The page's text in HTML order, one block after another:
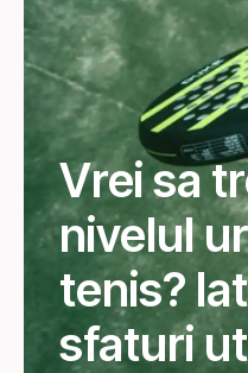
Vrei sa
nivelul
tenis?
sfaturi